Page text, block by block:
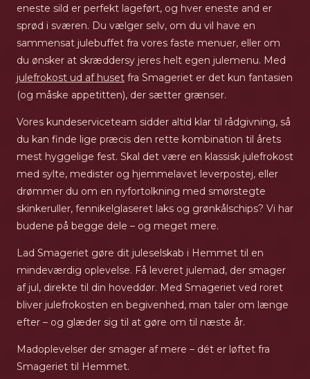
eneste sild er perfekt lageført, og hver eneste and er
sprød i sværen. Du vælger selv, om du vil have en
sammensat julebuffet fra vores faste menuer, eller om
du ønsker at skræddersy jeres helt egen julemenu. Med
julefrokost ud af huset fra Smageriet er det kun fantasien
(og måske appetitten), der sætter grænser.
Vores kundeserviceteam sidder altid klar til rådgivning, så
du kan finde lige præcis den rette kombination til årets
mest hyggelige fest. Skal det være en klassisk julefrokost
med sylte, medister og hjemmelavet leverpostej, eller
drømmer du om en nyfortolkning med smørstegte
skinkeruller, fennikelglaseret laks og grønkålschips? Vi har
budene på begge dele – og meget mere.
Lad Smageriet gøre dit juleselskab i Hemmet til en
mindeværdig oplevelse. Få leveret julemad, der smager
af jul, direkte til din hoveddør. Med Smageriet ved roret
bliver julefrokosten en begivenhed, man taler om længe
efter – og glæder sig til at gøre om til næste år.
Madoplevelser der smager af mere – dét er løftet fra
Smageriet til Hemmet.